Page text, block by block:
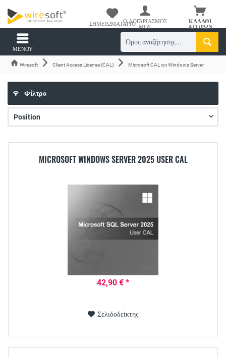
ΚΑΛΆΘΙ
ΑΓΟΡΏΝ
ΣΗΜΕΙΩΜΑΤΆΡΙΟΟ ΛΟΓΑΡΙΑΣΜΌΣ
ΜΟΥ
ΜΕΝΟΎ
Wiresoft Client Access License (CAL) Microsoft CAL για Windows Server
Φίλτρο
MICROSOFT WINDOWS SERVER 2025 USER CAL
42,90 € *
Σελιδοδείκτης